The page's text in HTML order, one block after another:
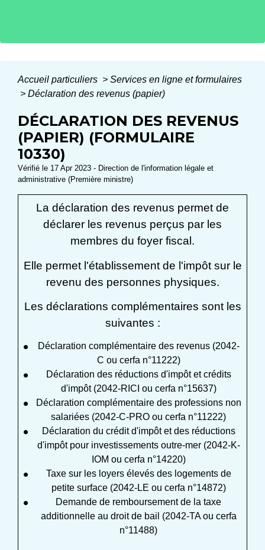
Accueil particuliers > Services en ligne et formulaires
> Déclaration des revenus (papier)
DÉCLARATION DES REVENUS
(PAPIER) (FORMULAIRE
10330)
Vérifié le 17 Apr 2023 - Direction de l'information légale et
administrative (Première ministre)
La déclaration des revenus permet de
déclarer les revenus perçus par les
membres du foyer fiscal.
Elle permet l'établissement de l'impôt sur le
revenu des personnes physiques.
Les déclarations complémentaires sont les
suivantes :
Déclaration complémentaire des revenus (2042-
C ou cerfa n°11222)
Déclaration des réductions d'impôt et crédits
d'impôt (2042-RICI ou cerfa n°15637)
Déclaration complémentaire des professions non
salariées (2042-C-PRO ou cerfa n°11222)
Déclaration du crédit d'impôt et des réductions
d'impôt pour investissements outre-mer (2042-K-
IOM ou cerfa n°14220)
Taxe sur les loyers élevés des logements de
petite surface (2042-LE ou cerfa n°14872)
Demande de remboursement de la taxe
additionnelle au droit de bail (2042-TA ou cerfa
n°11488)